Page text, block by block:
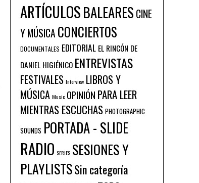
ARTÍCULOSBALEARES CINE
Y MÚSICA CONCIERTOS
DOCUMENTALES EDITORIAL EL RINCÓN DE
DANIEL HIGIÉNICO ENTREVISTAS
FESTIVALES Interview LIBROS Y
MÚSICA Music OPINIÓN PARA LEER
MIENTRAS ESCUCHAS PHOTOGRAPHIC
SOUNDS PORTADA - SLIDE
RADIO SERIES SESIONES Y
PLAYLISTSSin categoría